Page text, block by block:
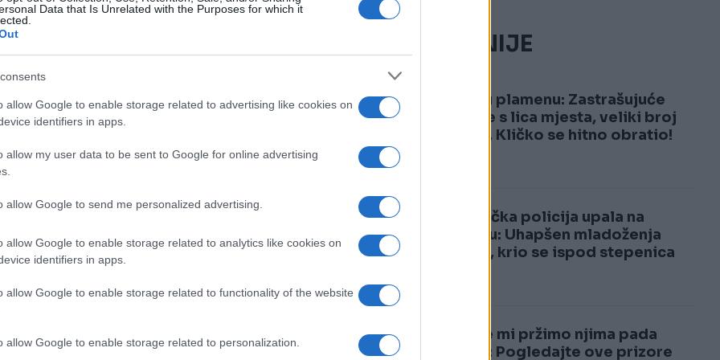
Data that Is Unrelated with the Purposes for which it
allow Google to enable storage related to advertising like cookies on
identifiers in apps.
allow my user data to be sent to Google for online advertising
allow Google to send me personalized advertising.
allow Google to enable storage related to analytics like cookies on
identifiers in apps.
allow Google to enable storage related to functionality of the website
allow Google to enable storage related to personalization.
Palestine.
dan telefonski razgovarao s izraelskim
najavljenom otvaranju izraelskog
kao pravednu odluku, posebno hvaleći
Zajedno ćemo postići velike stvari",
koje je obilježio i skandal s tajnim
da iza njih stoji izraelska privatna
poziciju, isprva je negirao kontakt s
NAJČITANIJE
1
Kijev u plamenu: Zastrašujuće
snimke s lica mjesta, veliki broj
žrtava, Kličko se hitno obratio!
2
Njemačka policija upala na
svadbu: Uhapšen mladoženja
Marko, krio se ispod stepenica
Dok se mi pržimo njima pada
snijeg: Pogledajte ove prizore